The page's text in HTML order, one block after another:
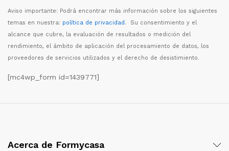
Aviso importante: Podrá encontrar más información sobre los siguientes
temas en nuestra: política de privacidad. Su consentimiento y el
alcance que cubre, la evaluación de resultados o medición del
rendimiento, el ámbito de aplicación del procesamiento de datos, los
proveedores de servicios utilizados y el derecho de desistimiento.
[mc4wp_form id=1439771]
Acerca de Formycasa